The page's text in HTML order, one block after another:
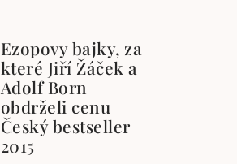
Ezopovy bajky, za
které Jiří Žáček a
Adolf Born
obdrželi cenu
Český bestseller
2015